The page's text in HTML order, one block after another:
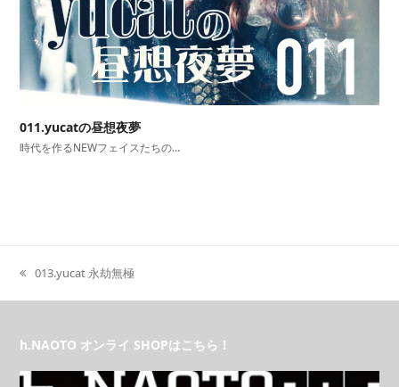
011.yucatの昼想夜夢
時代を作るNEWフェイスたちの…
previous
post:
013.yucat 永劫無極
h.NAOTO オンライ SHOPはこちら！